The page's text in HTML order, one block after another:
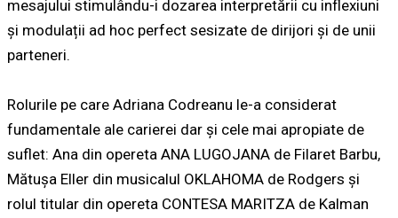
mesajului stimulându-i dozarea interpretării cu inflexiuni
și modulații ad hoc perfect sesizate de dirijori și de unii
parteneri.
Rolurile pe care Adriana Codreanu le-a considerat
fundamentale ale carierei dar și cele mai apropiate de
suflet: Ana din opereta ANA LUGOJANA de Filaret Barbu,
Mătușa Eller din musicalul OKLAHOMA de Rodgers și
rolul titular din opereta CONTESA MARITZA de Kalman